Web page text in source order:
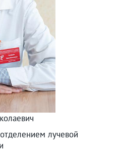
лучевой